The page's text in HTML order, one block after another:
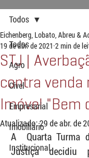
Todos
Agro
Cível
Empresarial
Imobiliário
Institucional
Todos
STJ |
contra venda
Imóvel "Bem
Eichenberg, Lobato, Abreu &
19 de abr. de 2021 2 min de
Atualizado:29 de abr. de
A  Quarta Turma
Justiça decidiu